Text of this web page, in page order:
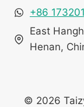
+86
East
Henan,
© 2026